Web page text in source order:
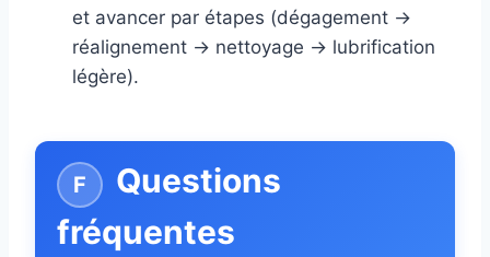
et avancer par étapes (dégagement →
réalignement → nettoyage → lubrification
légère).
Questions
fréquentes